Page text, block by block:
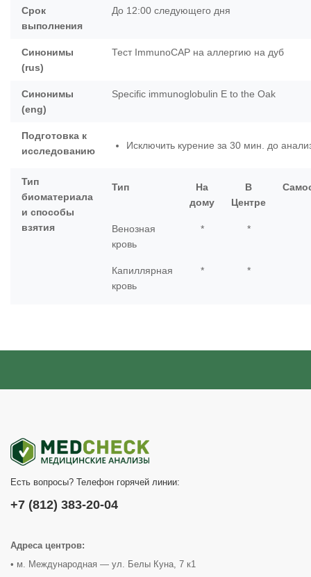
Срок
выполнения
До 12:00 следующего дня
Синонимы
(rus)
Тест ImmunoCAP на аллергию на дуб
Синонимы
(eng)
Specific immunoglobulin E to the Oak
Подготовка к
исследованию
Исключить курение за 30 мин. до
Тип
биоматериала
и способы
взятия
Тип
На
дому
В
Центре
Венозная
кровь
* *
Капиллярная
кровь
* *
Есть вопросы? Телефон горячей линии:
+7 (812) 383-20-04
Адреса центров:
• м. Международная — ул. Белы Куна, 7 к1